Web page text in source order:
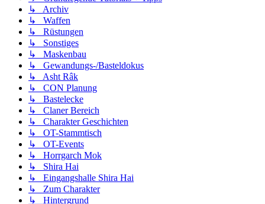
↳ Archiv
↳ Waffen
↳ Rüstungen
↳ Sonstiges
↳ Maskenbau
↳ Gewandungs-/Basteldokus
↳ Asht Râk
↳ CON Planung
↳ Bastelecke
↳ Claner Bereich
↳ Charakter Geschichten
↳ OT-Stammtisch
↳ OT-Events
↳ Horrgarch Mok
↳ Shira Hai
↳ Eingangshalle Shira Hai
↳ Zum Charakter
↳ Hintergrund